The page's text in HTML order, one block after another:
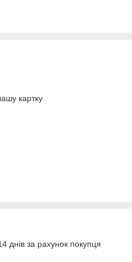
картку
днів за рахунок покупця